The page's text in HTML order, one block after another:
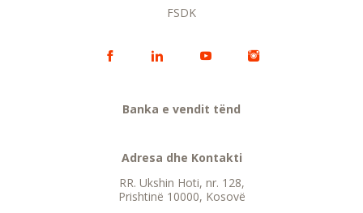
FSDK
Banka e vendit tënd
Adresa dhe Kontakti
RR. Ukshin Hoti, nr. 128,
Prishtinë 10000, Kosovë